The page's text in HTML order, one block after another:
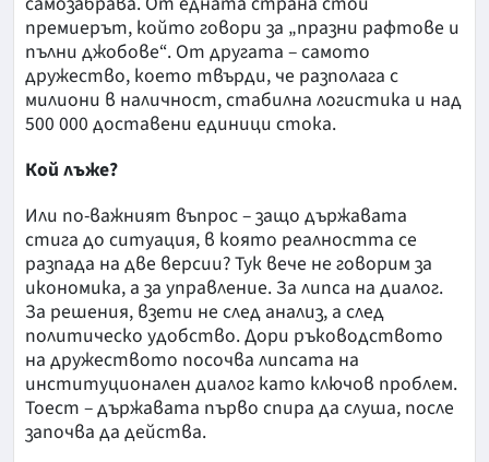
премиерът, който говори за „празни рафтове и
пълни джобове“. От другата – самото
дружество, което твърди, че разполага с
милиони в наличност, стабилна логистика и над
500 000 доставени единици стока.
Кой лъже?
Или по-важният въпрос – защо държавата
стига до ситуация, в която реалността се
разпада на две версии? Тук вече не говорим за
икономика, а за управление. За липса на диалог.
За решения, взети не след анализ, а след
политическо удобство. Дори ръководството
на дружеството посочва липсата на
институционален диалог като ключов проблем.
Тоест – държавата първо спира да слуша, после
започва да действа.